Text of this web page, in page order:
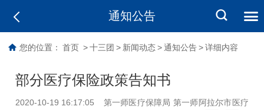
通知公告
您的位置： 首页 > 十三团 > 新闻动态 > 通知公告 > 详细内容
部分医疗保险政策告知书
2020-10-19 16:17:05
第一师医疗保障局 第一师阿拉尔市医疗